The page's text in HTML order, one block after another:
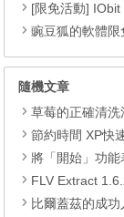
[限免活動] IObit Driver
豌豆狐的軟體限免活動有13款軟體，WonderFox HD Video Converter Factory Pro、
隨機文章
草莓的正確清洗
節約時間 XP快
將「開始」功
FLV Extract
比爾蓋茲的成